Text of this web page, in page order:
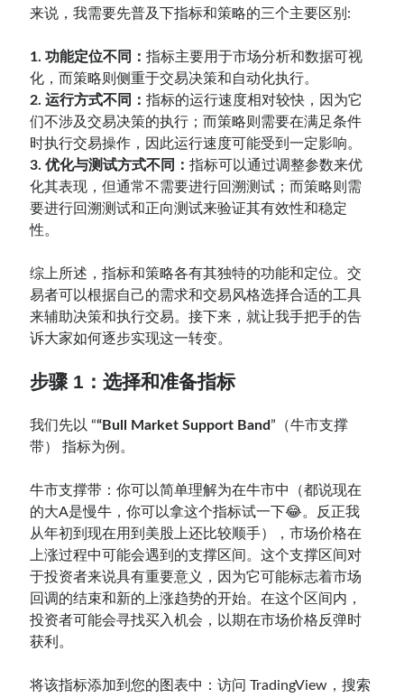
来说，我需要先普及下指标和策略的三个主要区别:
1. 功能定位不同：指标主要用于市场分析和数据可视
化，而策略则侧重于交易决策和自动化执行。
2. 运行方式不同：指标的运行速度相对较快，因为它
们不涉及交易决策的执行；而策略则需要在满足条件
时执行交易操作，因此运行速度可能受到一定影响。
3. 优化与测试方式不同：指标可以通过调整参数来优
化其表现，但通常不需要进行回溯测试；而策略则需
要进行回溯测试和正向测试来验证其有效性和稳定
性。
综上所述，指标和策略各有其独特的功能和定位。交
易者可以根据自己的需求和交易风格选择合适的工具
来辅助决策和执行交易。接下来，就让我手把手的告
诉大家如何逐步实现这一转变。
步骤 1：选择和准备指标
我们先以 ““Bull Market Support Band”（牛市支撑
带） 指标为例。
牛市支撑带：你可以简单理解为在牛市中（都说现在
的大A是慢牛，你可以拿这个指标试一下😂。反正我
从年初到现在用到美股上还比较顺手），市场价格在
上涨过程中可能会遇到的支撑区间。这个支撑区间对
于投资者来说具有重要意义，因为它可能标志着市场
回调的结束和新的上涨趋势的开始。在这个区间内，
投资者可能会寻找买入机会，以期在市场价格反弹时
获利。
将该指标添加到您的图表中：访问 TradingView，搜索